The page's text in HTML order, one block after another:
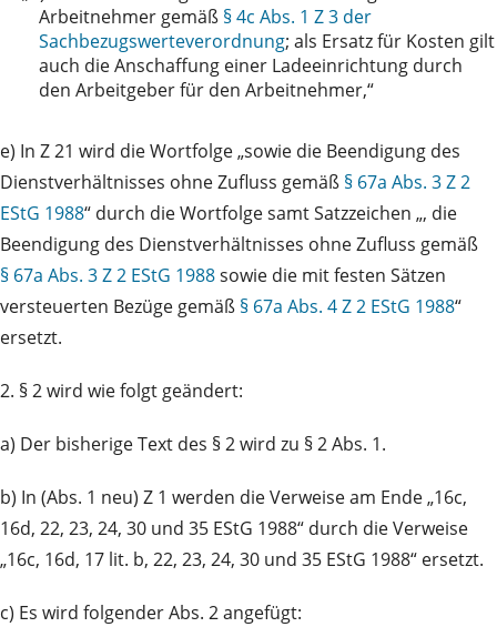
Arbeitnehmer gemäß § 4c Abs. 1 Z 3 der
Sachbezugswerteverordnung; als Ersatz für Kosten gilt
auch die Anschaffung einer Ladeeinrichtung durch
den Arbeitgeber für den Arbeitnehmer,“
e) In Z 21 wird die Wortfolge „sowie die Beendigung des
Dienstverhältnisses ohne Zufluss gemäß § 67a Abs. 3 Z 2
EStG 1988“ durch die Wortfolge samt Satzzeichen „, die
Beendigung des Dienstverhältnisses ohne Zufluss gemäß
§ 67a Abs. 3 Z 2 EStG 1988sowie die mit festen Sätzen
versteuerten Bezüge gemäß § 67a Abs. 4 Z 2 EStG 1988“
ersetzt.
2. § 2 wird wie folgt geändert:
a) Der bisherige Text des § 2 wird zu § 2 Abs. 1.
b) In (Abs. 1 neu) Z 1 werden die Verweise am Ende „16c,
16d, 22, 23, 24, 30 und 35 EStG 1988“ durch die Verweise
„16c, 16d, 17 lit. b, 22, 23, 24, 30 und 35 EStG 1988“ ersetzt.
c) Es wird folgender Abs. 2 angefügt: